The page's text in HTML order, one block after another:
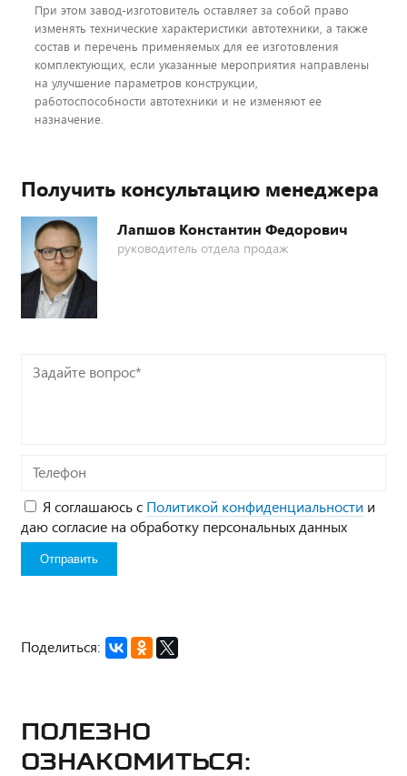
При этом завод-изготовитель оставляет за собой право
изменять технические характеристики автотехники, а также
состав и перечень применяемых для ее изготовления
комплектующих, если указанные мероприятия направлены
на улучшение параметров конструкции,
работоспособности автотехники и не изменяют ее
назначение.
Получить консультацию менеджера
Лапшов Константин Федорович
руководитель отдела продаж
Задайте
вопрос*
Телефон
Я соглашаюсь с Политикой конфиденциальности и
даю согласие на обработку персональных данных
Поделиться:
Полезно
ознакомиться: